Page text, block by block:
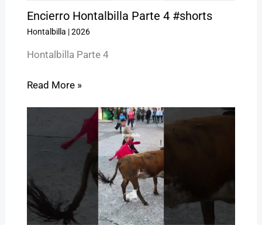
Encierro Hontalbilla Parte 4 #shorts
Hontalbilla |2026
Hontalbilla Parte 4
Read More »